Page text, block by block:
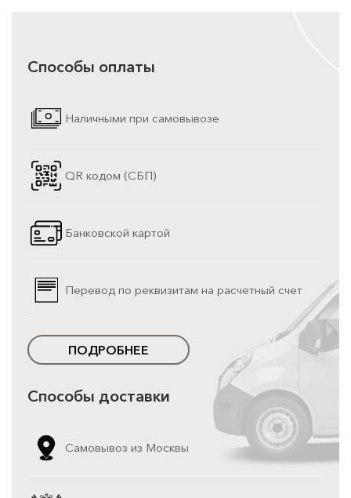
Способы оплаты
Наличными при самовывозе
QR кодом (СБП)
Банковской картой
Перевод по реквизитам на расчетный счет
ПОДРОБНЕЕ
Способы доставки
Самовывоз из Москвы